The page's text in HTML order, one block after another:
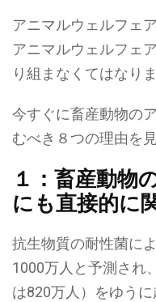
アニマルウェルフェ
アニマルウェルフェ
り組まなくてはなりま
今すぐに畜産動物の
むべき８つの理由を
１：畜産動物
にも直接的に
抗生物質の耐性菌に
1000万人と予測され、
は820万人）をゆうに